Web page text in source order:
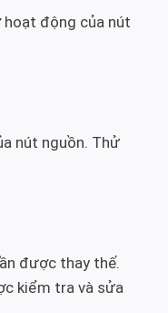
hoạt động của nút
nút nguồn. Thử
được thay thế.
kiểm tra và sửa